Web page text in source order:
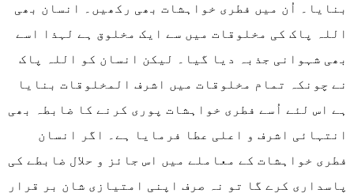
بنایا۔ اُن میں فطری خواہشات بھی رکھیں۔ انسان بھی
اللہ پاک کی مخلوقات میں سے ایک مخلوق ہے لہذا اسے
بھی شہوانی جذبہ دیا گیا۔ لیکن انسان کو اللہ پاک
نے چونکہ تمام مخلوقات میں اشرف المخلوقات بنایا
ہے اس لئے اُسے فطری خواہشات پوری کرنے کا ضابطہ بھی
انتہائی اشرف و اعلی عطا فرمایا ہے۔ اگر انسان
فطری خواہشات کے معاملے میں اس جائز و حلال ضابطے کی
پاسداری کرے گا تو نہ صرف اپنی امتیازی شان بر قرار